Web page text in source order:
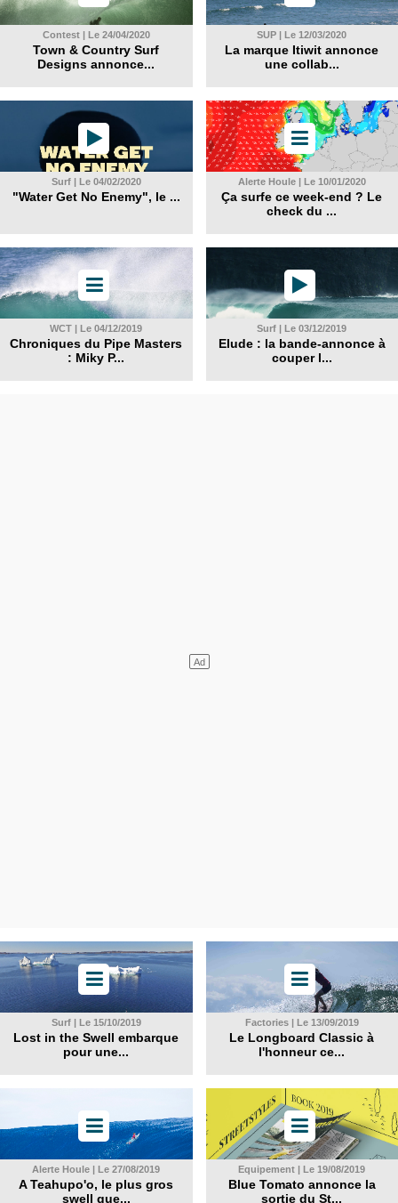
Contest | Le 24/04/2020
Town & Country Surf
Designs annonce...
SUP | Le 12/03/2020
La marque Itiwit annonce
une collab...
Surf | Le 04/02/2020
"Water Get No Enemy", le ...
Alerte Houle | Le 10/01/2020
Ça surfe ce week-end ? Le
check du ...
WCT | Le 04/12/2019
Chroniques du Pipe Masters
: Miky P...
Surf | Le 03/12/2019
Elude : la bande-annonce à
couper l...
Surf | Le 15/10/2019
Lost in the Swell embarque
pour une...
Factories | Le 13/09/2019
Le Longboard Classic à
l'honneur ce...
Alerte Houle | Le 27/08/2019
A Teahupo'o, le plus gros
swell que...
Equipement | Le 19/08/2019
Blue Tomato annonce la
sortie du St...